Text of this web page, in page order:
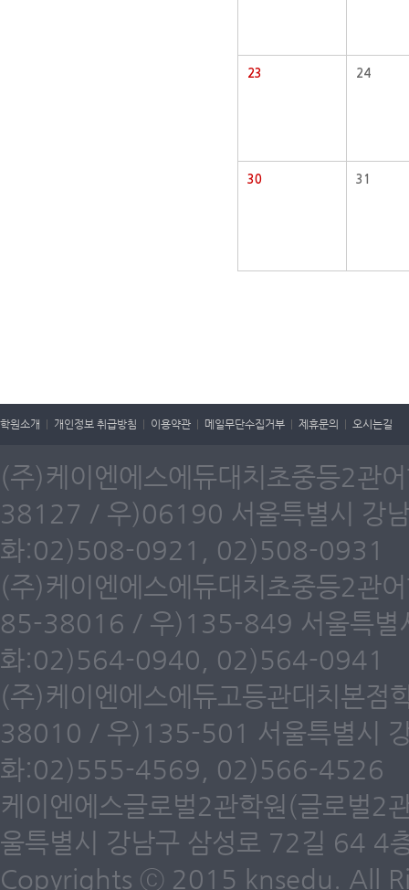
23 24
30 31
학원소개 개인정보 취급방침 이용약관 메일무단수집거부 제휴문의 오시는길
(주)케이엔에스에듀대치초중등2
38127 / 우)06190 서울특별시 강
화:02)508-0921, 02)508-0931
(주)케이엔에스에듀대치초중등2관
85-38016 / 우)135-849 서울특별
화:02)564-0940, 02)564-0941
(주)케이엔에스에듀고등관대치본
38010 / 우)135-501 서울특별시
화:02)555-4569, 02)566-4526
케이엔에스글로벌2관학원(글로벌
울특별시 강남구 삼성로 72길 64
Copyrights ⓒ 2015 knsedu. All